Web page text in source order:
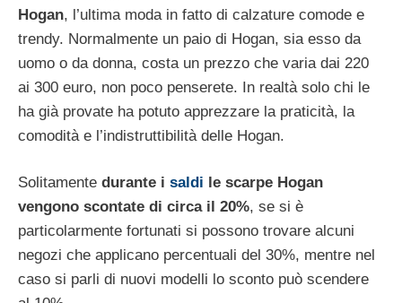
Hogan, l’ultima moda in fatto di calzature comode e
trendy. Normalmente un paio di Hogan, sia esso da
uomo o da donna, costa un prezzo che varia dai 220
ai 300 euro, non poco penserete. In realtà solo chi le
ha già provate ha potuto apprezzare la praticità, la
comodità e l’indistruttibilità delle Hogan.
Solitamente durante i saldi le scarpe Hogan
vengono scontate di circa il 20%, se si è
particolarmente fortunati si possono trovare alcuni
negozi che applicano percentuali del 30%, mentre nel
caso si parli di nuovi modelli lo sconto può scendere